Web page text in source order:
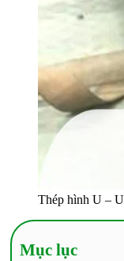
Thép hình U –
Mục lục